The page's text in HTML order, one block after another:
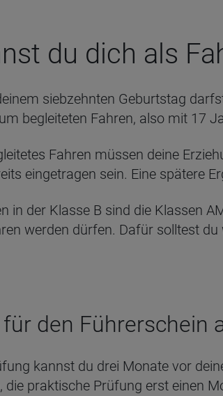
du dich als
siebzehnten Geburtstag
begleiteten Fahren, also mit 17
Fahren müssen deine
eingetragen sein. Eine spätere
in der Klasse B sind die Klassen
werden dürfen. Dafür solltest
den Führerschein
kannst du drei Monate vor
die praktische Prüfung erst einen